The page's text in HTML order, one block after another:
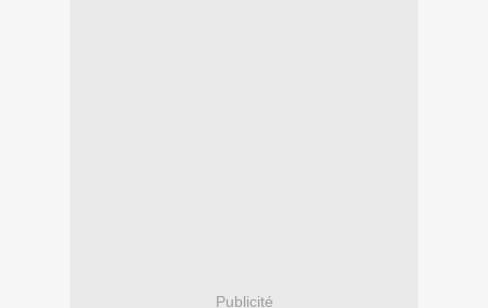
Publicité